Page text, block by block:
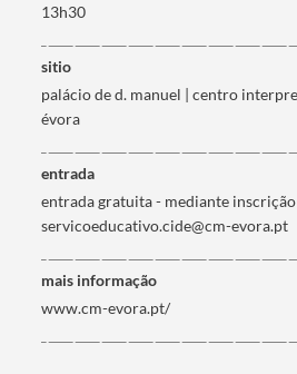
Filtros
13h30
sitio
palácio de d. manuel | centro
évora
entrada
entrada gratuita - mediante
servicoeducativo.cide@cm-evora.pt
mais informação
www.cm-evora.pt/